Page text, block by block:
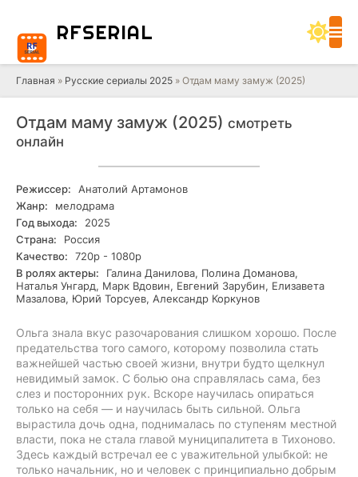
RFSERIAL
Главная » Русские сериалы 2025 » Отдам маму замуж (2025)
Отдам маму замуж (2025) смотреть
онлайн
Режиссер:
Анатолий Артамонов
Жанр:
мелодрама
Год выхода:
2025
Страна:
Россия
Качество:
720р - 1080р
В ролях актеры:
Галина Данилова, Полина Доманова,
Наталья Унгард, Марк Вдовин, Евгений Зарубин, Елизавета
Мазалова, Юрий Торсуев, Александр Коркунов
Ольга знала вкус разочарования слишком хорошо. После
предательства того самого, которому позволила стать
важнейшей частью своей жизни, внутри будто щелкнул
невидимый замок. С болью она справлялась сама, без
слез и посторонних рук. Вскоре научилась опираться
только на себя — и научилась быть сильной. Ольга
вырастила дочь одна, поднималась по ступеням местной
власти, пока не стала главой муниципалитета в Тихоново.
Здесь каждый встречал ее с уважительной улыбкой: не
только начальник, но и человек с принципиально добрым